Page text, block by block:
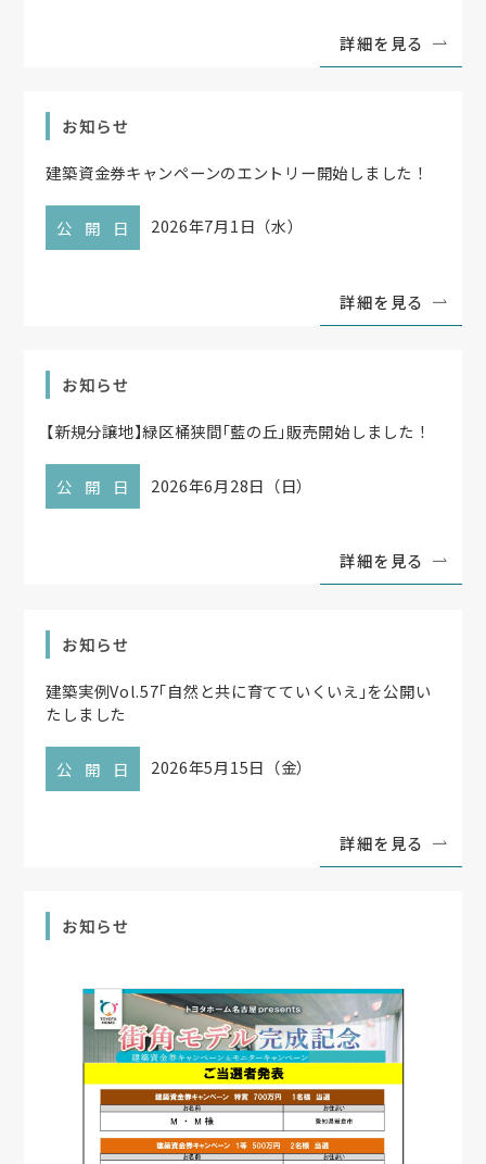
詳細を見る
お知らせ
建築資金券キャンペーンのエントリー開始しました！
公開日 2026年7月1日（水）
詳細を見る
お知らせ
【新規分譲地】緑区桶狭間「藍の丘」販売開始しました！
公開日 2026年6月28日（日）
詳細を見る
お知らせ
建築実例Vol.57「自然と共に育てていくいえ 」を公開い
たしました
公開日 2026年5月15日（金）
詳細を見る
お知らせ